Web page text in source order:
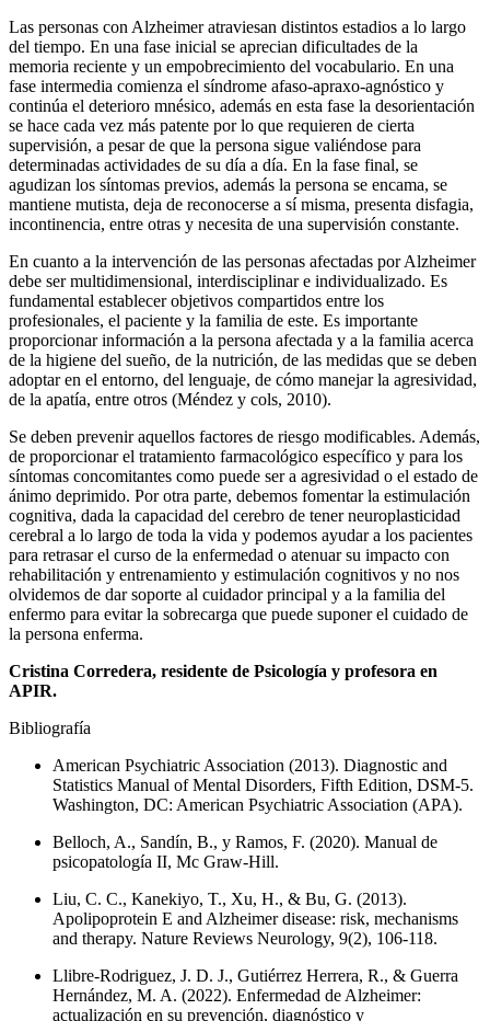
Las personas con Alzheimer atraviesan distintos estadios a lo largo
del tiempo. En una fase inicial se aprecian dificultades de la
memoria reciente y un empobrecimiento del vocabulario. En una
fase intermedia comienza el síndrome afaso-apraxo-agnóstico y
continúa el deterioro mnésico, además en esta fase la desorientación
se hace cada vez más patente por lo que requieren de cierta
supervisión, a pesar de que la persona sigue valiéndose para
determinadas actividades de su día a día. En la fase final, se
agudizan los síntomas previos, además la persona se encama, se
mantiene mutista, deja de reconocerse a sí misma, presenta disfagia,
incontinencia, entre otras y necesita de una supervisión constante.
En cuanto a la intervención de las personas afectadas por Alzheimer
debe ser multidimensional, interdisciplinar e individualizado. Es
fundamental establecer objetivos compartidos entre los
profesionales, el paciente y la familia de este. Es importante
proporcionar información a la persona afectada y a la familia acerca
de la higiene del sueño, de la nutrición, de las medidas que se deben
adoptar en el entorno, del lenguaje, de cómo manejar la agresividad,
de la apatía, entre otros (Méndez y cols, 2010).
Se deben prevenir aquellos factores de riesgo modificables. Además,
de proporcionar el tratamiento farmacológico específico y para los
síntomas concomitantes como puede ser a agresividad o el estado de
ánimo deprimido. Por otra parte, debemos fomentar la estimulación
cognitiva, dada la capacidad del cerebro de tener neuroplasticidad
cerebral a lo largo de toda la vida y podemos ayudar a los pacientes
para retrasar el curso de la enfermedad o atenuar su impacto con
rehabilitación y entrenamiento y estimulación cognitivos y no nos
olvidemos de dar soporte al cuidador principal y a la familia del
enfermo para evitar la sobrecarga que puede suponer el cuidado de
la persona enferma.
Cristina Corredera, residente de Psicología y profesora en
APIR.
Bibliografía
American Psychiatric Association (2013). Diagnostic and
Statistics Manual of Mental Disorders, Fifth Edition, DSM-5.
Washington, DC: American Psychiatric Association (APA).
Belloch, A., Sandín, B., y Ramos, F. (2020). Manual de
psicopatología II, Mc Graw-Hill.
Liu, C. C., Kanekiyo, T., Xu, H., & Bu, G. (2013).
Apolipoprotein E and Alzheimer disease: risk, mechanisms
and therapy. Nature Reviews Neurology, 9(2), 106-118.
Llibre-Rodriguez, J. D. J., Gutiérrez Herrera, R., & Guerra
Hernández, M. A. (2022). Enfermedad de Alzheimer:
actualización en su prevención, diagnóstico y